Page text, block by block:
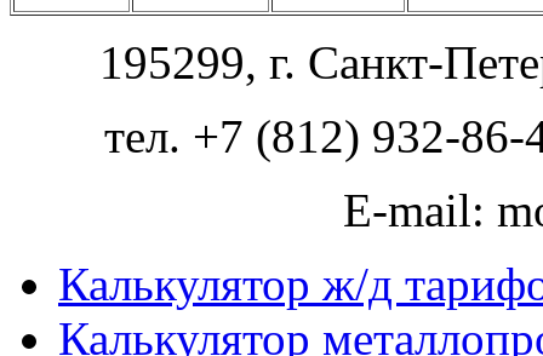
195299, г. Санкт-
тел. +7 (812) 932-
E-mail:
Калькулятор ж/д
Калькулятор